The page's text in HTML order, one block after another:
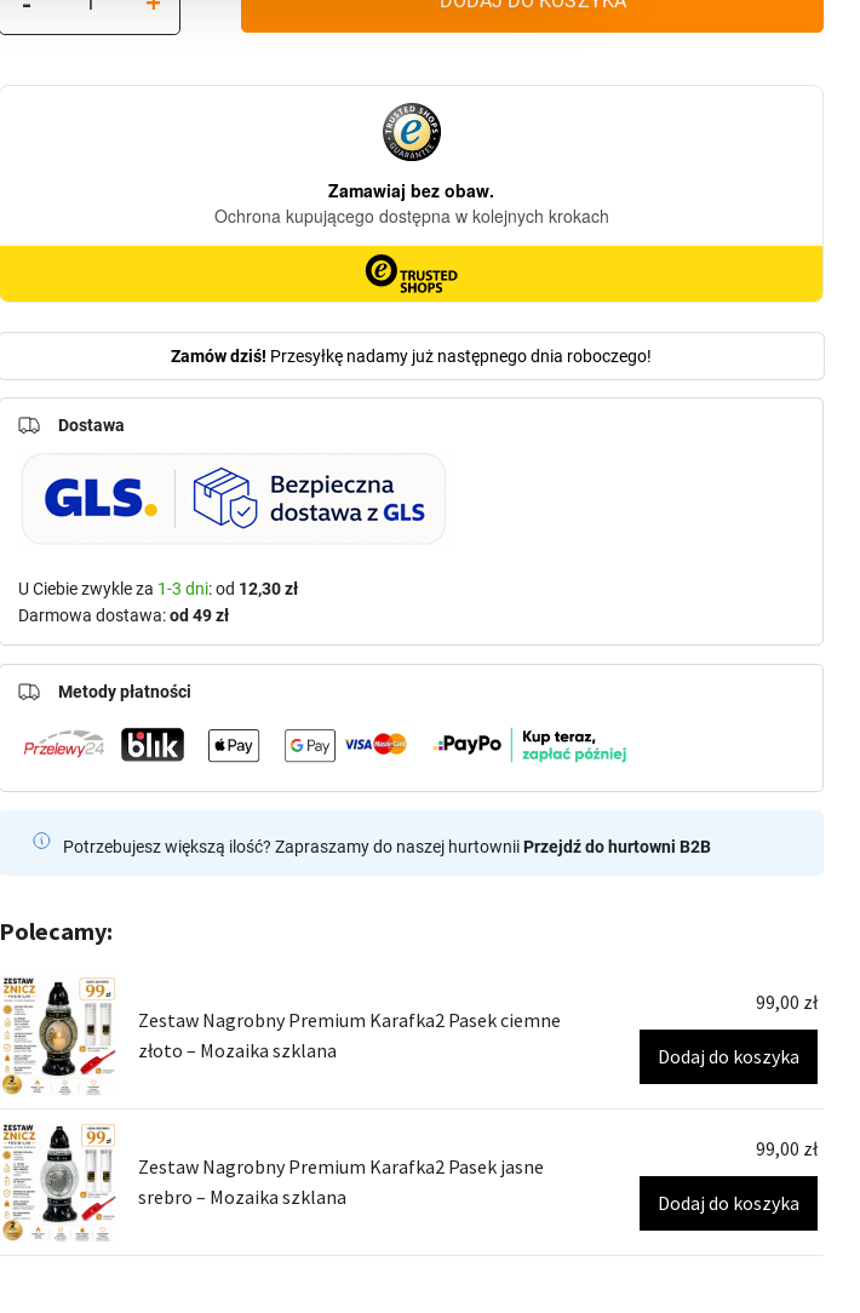
Potrzebujesz większą ilość? Zapraszamy do naszej hurtowniiPrzejdź do hurtowni B2B
Dostawa
U Ciebie zwykle za 1-3 dni: od 12,30 zł
Darmowa dostawa:od 49 zł
Metody płatności
Zamów dziś! Przesyłkę nadamy już następnego dnia roboczego!
Polecamy:
Zestaw Nagrobny Premium Karafka2 Pasek ciemne
złoto – Mozaika szklana
99,00 zł
Dodaj do koszyka
Zestaw Nagrobny Premium Karafka2 Pasek jasne
srebro – Mozaika szklana
99,00 zł
Dodaj do koszyka
Zestaw